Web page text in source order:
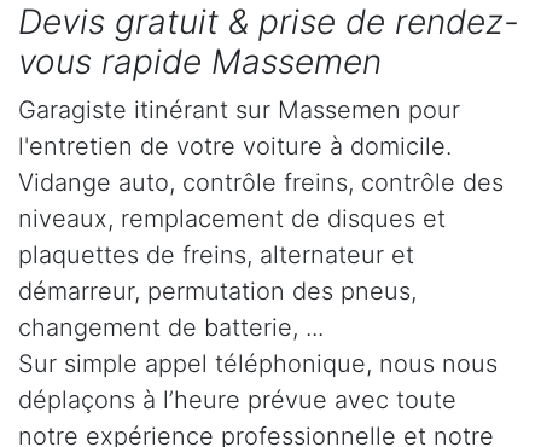
Devis gratuit & prise de rendez-
vous rapide Massemen
Garagiste itinérant sur Massemen pour
l'entretien de votre voiture à domicile.
Vidange auto, contrôle freins, contrôle des
niveaux, remplacement de disques et
plaquettes de freins, alternateur et
démarreur, permutation des pneus,
changement de batterie, ...
Sur simple appel téléphonique, nous nous
déplaçons à l’heure prévue avec toute
notre expérience professionnelle et notre